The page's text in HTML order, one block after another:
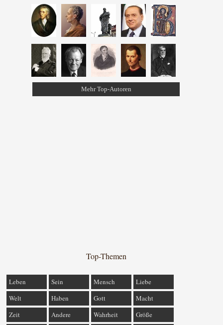
Mehr Top-Autoren
Top-Themen
Leben Sein Mensch
Liebe
Welt
Haben Gott
Macht
Zeit
Andere Wahrheit Größe